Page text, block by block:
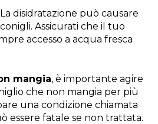
La disidratazione può causare
Assicurati che il tuo
accesso a acqua fresca
mangia, è importante agire
che non mangia per più
una condizione chiamata
essere fatale se non trattata.